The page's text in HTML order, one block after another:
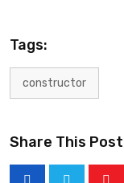
Tags:
constructor
Share This